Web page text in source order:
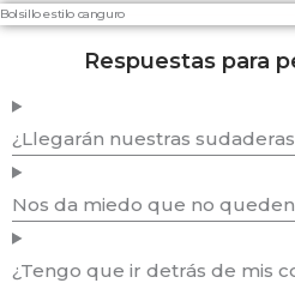
Bolsillo estilo canguro
Respuestas para
¿Llegarán nuestras
Nos da miedo que no
¿Tengo que ir detrás de mis